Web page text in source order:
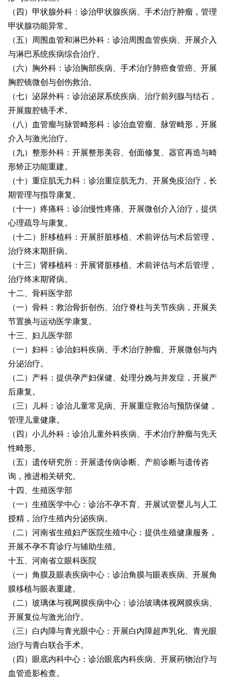
（四）甲状腺外科：诊治甲状腺疾病、手术治疗肿瘤，管理
甲状腺功能异常。
（五）周围血管和淋巴外科：诊治周围血管疾病、开展介入
与淋巴系统疾病综合治疗。
（六）胸外科：诊治胸部疾病、手术治疗肺癌食管癌、开展
胸腔镜微创与创伤救治。
（七）泌尿外科：诊治泌尿系统疾病、治疗前列腺与结石，
开展腹腔镜手术。
（八）血管瘤与脉管畸形科：诊治血管瘤、脉管畸形，开展
介入与激光治疗。
（九）整形外科：开展整形美容、创面修复、器官再造与畸
形矫正功能重建。
（十）重症肌无力科：诊治重症肌无力、开展免疫治疗，长
期管理与指导康复。
（十一）疼痛科：诊治慢性疼痛、开展微创介入治疗，提供
心理疏导与康复。
（十二）肝移植科：开展肝脏移植、术前评估与术后管理，
治疗终末期肝病。
（十三）肾移植科：开展肾脏移植、术前评估与术后管理，
治疗终末期肾病。
十二、骨科医学部
（一）骨科：救治骨折创伤、治疗脊柱与关节疾病，开展关
节置换与运动医学康复。
十三、妇儿医学部
（一）妇科：诊治妇科疾病、手术治疗肿瘤、开展微创与内
分泌治疗。
（二）产科：提供孕产妇保健、处理分娩与并发症，开展产
后康复。
（三）儿科：诊治儿童常见病、开展重症救治与预防保健，
管理儿童健康。
（四）小儿外科：诊治儿童外科疾病、手术治疗肿瘤与先天
性畸形。
（五）遗传研究所：开展遗传病诊断、产前诊断与遗传咨
询，推进相关研究。
十四、生殖医学部
（一）生殖医学中心：诊治不孕不育、开展试管婴儿与人工
授精，治疗生殖内分泌疾病。
（二）河南省生殖妇产医院生殖中心：提供生殖健康服务，
开展不孕不育诊疗与辅助生殖。
十五、河南省立眼科医院
（一）角膜及眼表疾病中心：诊治角膜与眼表疾病、开展角
膜移植与眼表重建。
（二）玻璃体与视网膜疾病中心：诊治玻璃体视网膜疾病、
开展复位与激光治疗。
（三）白内障与青光眼中心：开展白内障超声乳化、青光眼
治疗与青白联合手术。
（四）眼底内科中心：诊治眼底内科疾病、开展药物治疗与
血管造影检查。